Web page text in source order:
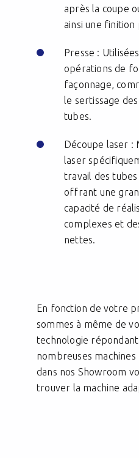
après la coupe
ainsi une
Presse :
opérations de
façonnage,
le sertissage
tubes.
Découpe laser :
laser
travail des
offrant une
capacité de
complexes et
nettes.
En fonction de votre
sommes à même de
technologie
nombreuses
dans nos Showroom
trouver la machine